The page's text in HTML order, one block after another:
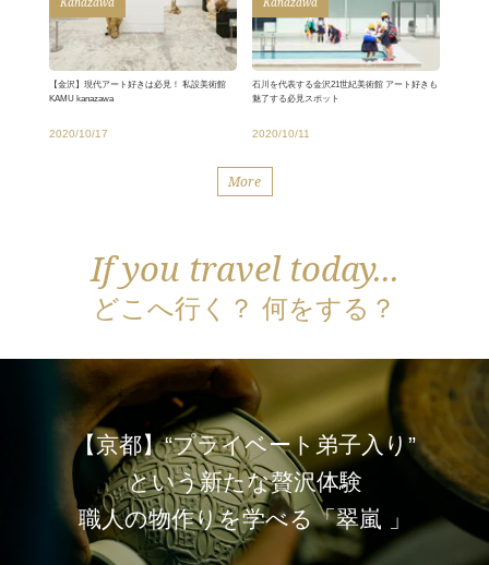
【金沢】現代アート好きは必見！ 私設美術館
KAMU kanazawa
2020/10/17
石川を代表する金沢21世紀美術館 アート好きも
魅了する必見スポット
2020/10/11
More
If you travel today...
どこへ行く？ 何をする？
【京都】“プライベート弟子入り”
という新たな贅沢体験
職人の物作りを学べる「翠嵐 」